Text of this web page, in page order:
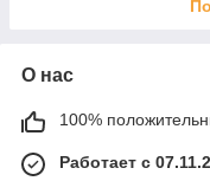
О нас
100%
Работает с